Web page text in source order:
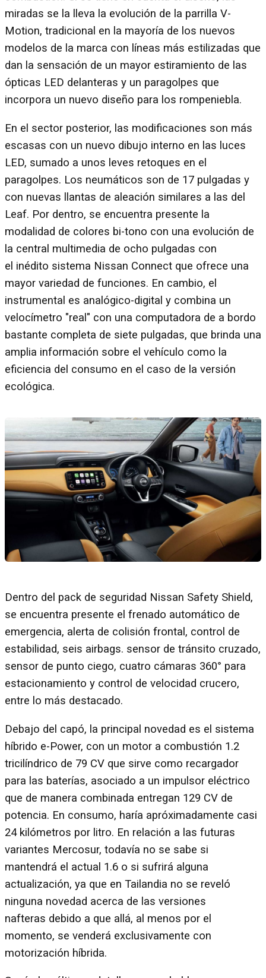
miradas se la lleva la evolución de la parrilla V-
Motion, tradicional en la mayoría de los nuevos
modelos de la marca con líneas más estilizadas que
dan la sensación de un mayor estiramiento de las
ópticas LED delanteras y un paragolpes que
incorpora un nuevo diseño para los rompeniebla.
En el sector posterior, las modificaciones son más
escasas con un nuevo dibujo interno en las luces
LED, sumado a unos leves retoques en el
paragolpes. Los neumáticos son de 17 pulgadas y
con nuevas llantas de aleación similares a las del
Leaf. Por dentro, se encuentra presente la
modalidad de colores bi-tono con una evolución de
la central multimedia de ocho pulgadas con
el inédito sistema Nissan Connect que ofrece una
mayor variedad de funciones. En cambio, el
instrumental es analógico-digital y combina un
velocímetro "real" con una computadora de a bordo
bastante completa de siete pulgadas, que brinda una
amplia información sobre el vehículo como la
eficiencia del consumo en el caso de la versión
ecológica.
Dentro del pack de seguridad Nissan Safety Shield,
se encuentra presente el frenado automático de
emergencia, alerta de colisión frontal, control de
estabilidad, seis airbags. sensor de tránsito cruzado,
sensor de punto ciego, cuatro cámaras 360° para
estacionamiento y control de velocidad crucero,
entre lo más destacado.
Debajo del capó, la principal novedad es el sistema
híbrido e-Power, con un motor a combustión 1.2
tricilíndrico de 79 CV que sirve como recargador
para las baterías, asociado a un impulsor eléctrico
que de manera combinada entregan 129 CV de
potencia. En consumo, haría apróximadamente casi
24 kilómetros por litro. En relación a las futuras
variantes Mercosur, todavía no se sabe si
mantendrá el actual 1.6 o si sufrirá alguna
actualización, ya que en Tailandia no se reveló
ninguna novedad acerca de las versiones
nafteras debido a que allá, al menos por el
momento, se venderá exclusivamente con
motorización híbrida.